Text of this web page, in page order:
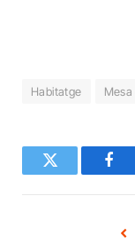
Habitatge
Twitter